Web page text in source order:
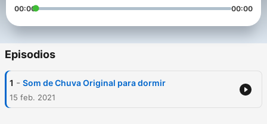
00:00 00:00
Episodios
1 - Som de Chuva Original para dormir
15 feb. 2021